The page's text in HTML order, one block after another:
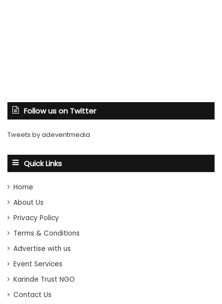
Follow us on Twitter
Tweets by adeventmedia
Quick Links
Home
About Us
Privacy Policy
Terms & Conditions
Advertise with us
Event Services
Karinde Trust NGO
Contact Us